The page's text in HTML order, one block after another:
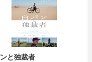
と独裁者